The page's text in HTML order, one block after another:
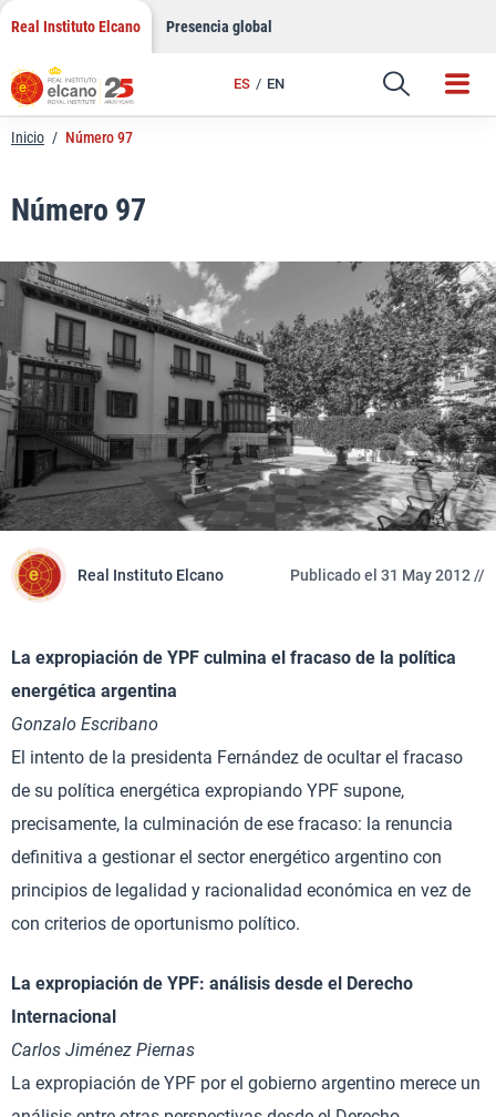
Saltar
contenido
Real Instituto Elcano Presencia global
ES EN
Enlace
Inicio / Número 97
Número 97
Real Instituto Elcano Publicado el 31 May 2012 //
La expropiación de YPF culmina el fracaso de la política
energética argentina
Gonzalo Escribano
El intento de la presidenta Fernández de ocultar el fracaso
de su política energética expropiando YPF supone,
precisamente, la culminación de ese fracaso: la renuncia
definitiva a gestionar el sector energético argentino con
principios de legalidad y racionalidad económica en vez de
con criterios de oportunismo político.
La expropiación de YPF: análisis desde el Derecho
Internacional
Carlos Jiménez Piernas
La expropiación de YPF por el gobierno argentino merece un